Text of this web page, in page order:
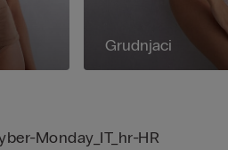
Monday_IT_hr-HR
Grudnjaci